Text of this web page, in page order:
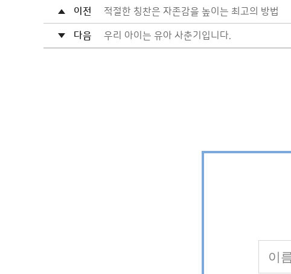
이전 적절한 칭찬은 자존감을 높이는 최고의 방법
다음 우리 아이는 유아 사춘기입니다.